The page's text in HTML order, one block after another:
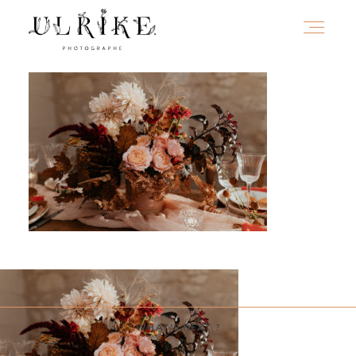
WHAT'S NEXT ?
HOME
A PROPOS
PORTFOLIO
INFOS
JOURNAL